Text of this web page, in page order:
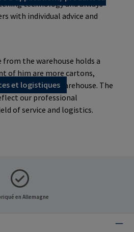
et logistiques
en Allemagne